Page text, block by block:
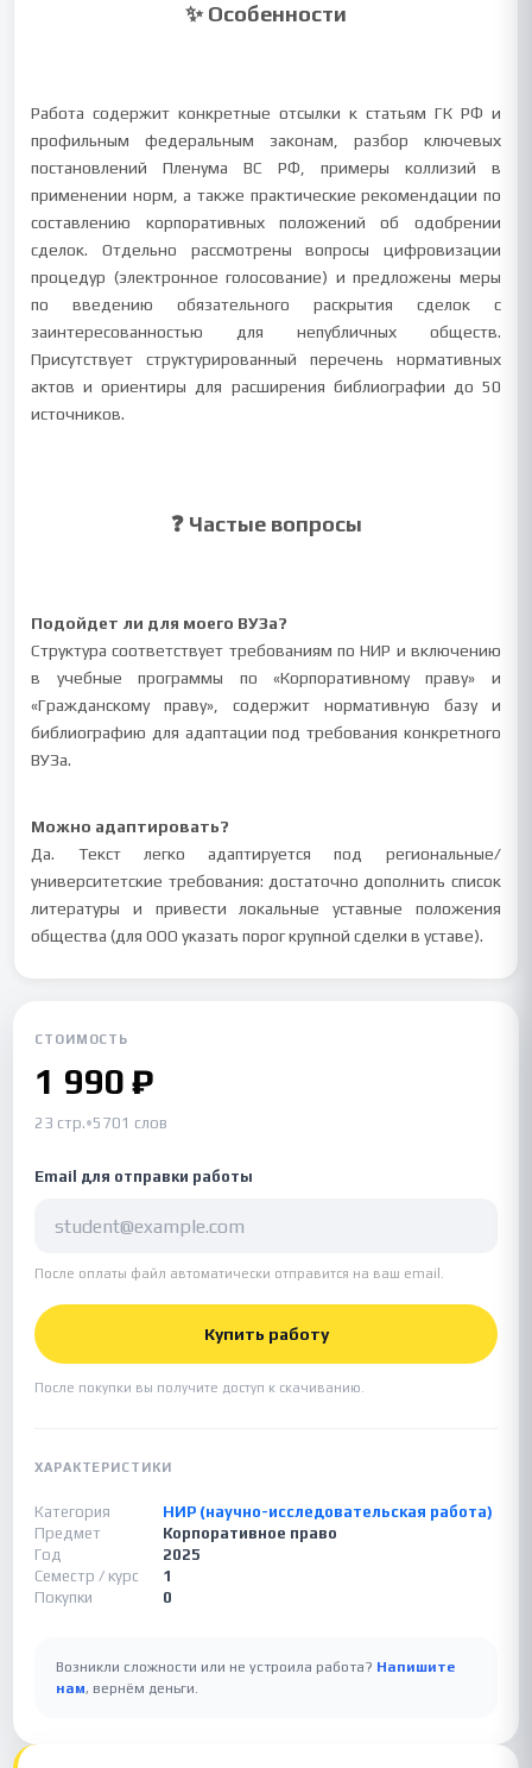
✨ Особенности
Работа содержит конкретные отсылки к статьям ГК РФ и
профильным федеральным законам, разбор ключевых
постановлений Пленума ВС РФ, примеры коллизий в
применении норм, а также практические рекомендации по
составлению корпоративных положений об одобрении
сделок. Отдельно рассмотрены вопросы цифровизации
процедур (электронное голосование) и предложены меры
по введению обязательного раскрытия сделок с
заинтересованностью для непубличных обществ.
Присутствует структурированный перечень нормативных
актов и ориентиры для расширения библиографии до 50
источников.
❓ Частые вопросы
Подойдет ли для моего ВУЗа?
Структура соответствует требованиям по НИР и включению
в учебные программы по «Корпоративному праву» и
«Гражданскому праву», содержит нормативную базу и
библиографию для адаптации под требования конкретного
ВУЗа.
Можно адаптировать?
Да. Текст легко адаптируется под региональные/
университетские требования: достаточно дополнить список
литературы и привести локальные уставные положения
общества (для ООО указать порог крупной сделки в уставе).
СТОИМОСТЬ
1 990 ₽
23 стр.•5701 слов
Email для отправки работы
После оплаты файл автоматически отправится на ваш email.
Купить работу
После покупки вы получите доступ к скачиванию.
ХАРАКТЕРИСТИКИ
Категория
НИР (научно-исследовательская работа)
Предмет
Корпоративное право
Год
2025
Семестр / курс
1
Покупки
0
Возникли сложности или не устроила работа? Напишите
нам, вернём деньги.